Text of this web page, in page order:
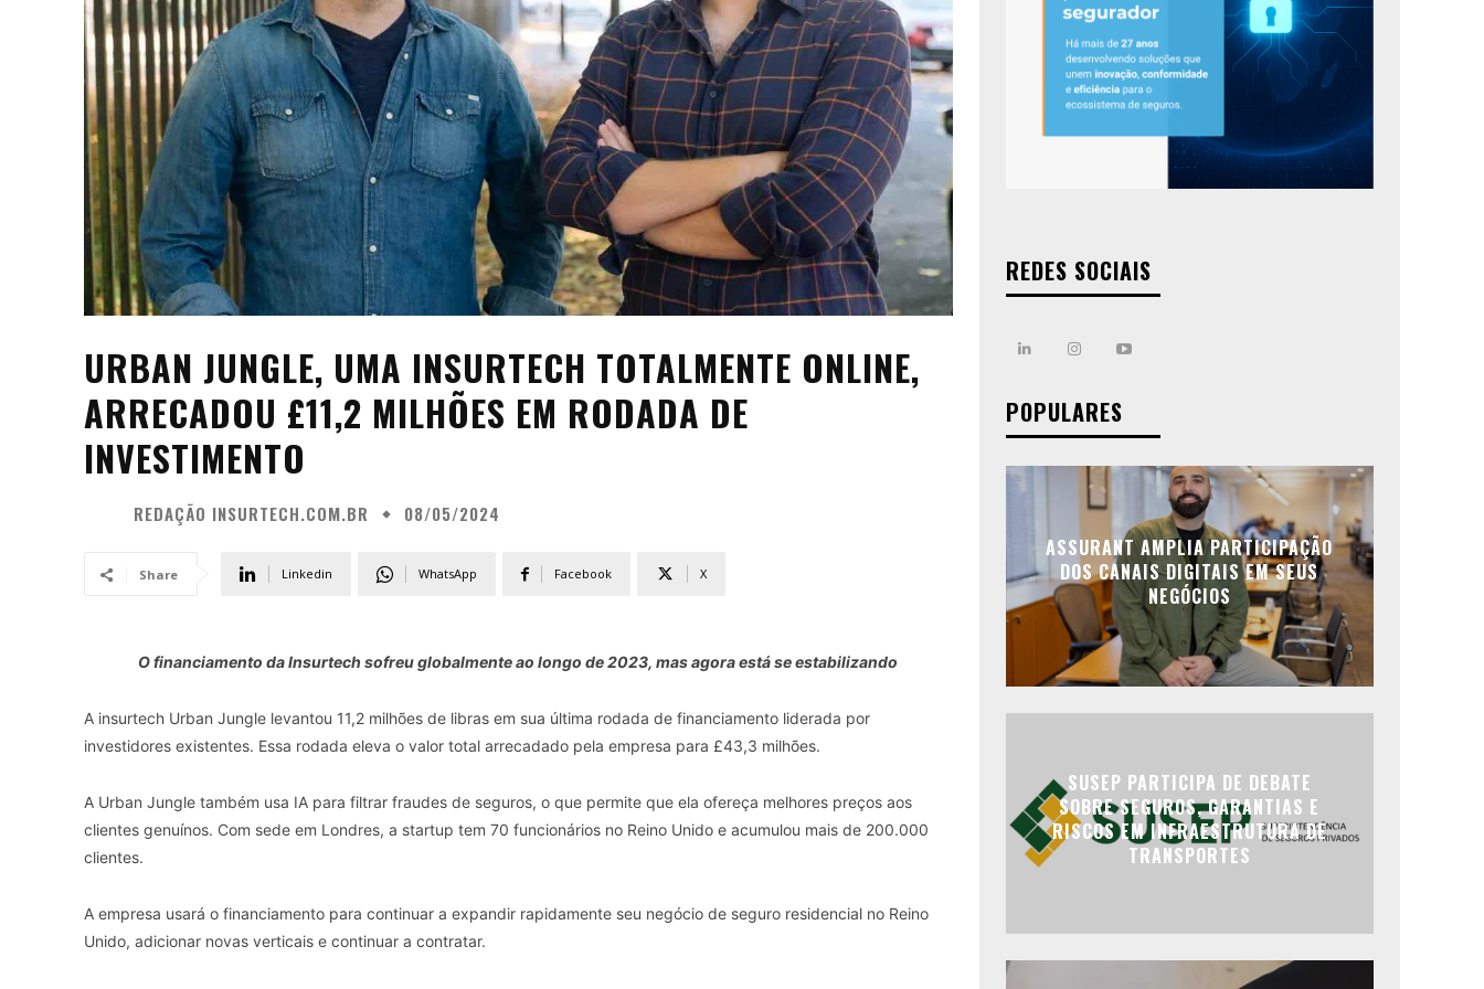
URBAN JUNGLE, UMA INSURTECH TOTALMENTE ONLINE,
ARRECADOU £11,2 MILHÕES EM RODADA DE
INVESTIMENTO
REDAÇÃO INSURTECH.COM.BR 08/05/2024
Share Linkedin WhatsApp Facebook X
O financiamento da Insurtech sofreu globalmente ao longo de 2023, mas agora está se estabilizando
A insurtech Urban Jungle levantou 11,2 milhões de libras em sua última rodada de financiamento liderada por
investidores existentes. Essa rodada eleva o valor total arrecadado pela empresa para £43,3 milhões.
A Urban Jungle também usa IA para filtrar fraudes de seguros, o que permite que ela ofereça melhores preços aos
clientes genuínos. Com sede em Londres, a startup tem 70 funcionários no Reino Unido e acumulou mais de 200.000
clientes.
A empresa usará o financiamento para continuar a expandir rapidamente seu negócio de seguro residencial no Reino
Unido, adicionar novas verticais e continuar a contratar.
REDES SOCIAIS
POPULARES
ASSURANT AMPLIA PARTICIPAÇÃO
DOS CANAIS DIGITAIS EM SEUS
NEGÓCIOS
SUSEP PARTICIPA DE DEBATE
SOBRE SEGUROS, GARANTIAS E
RISCOS EM INFRAESTRUTURA DE
TRANSPORTES